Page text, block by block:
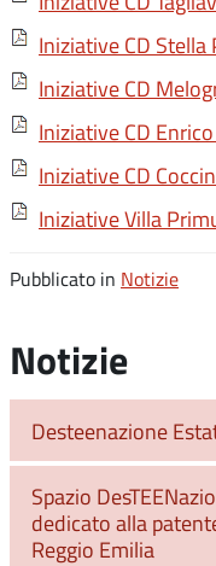
Iniziative CD Stella
Iniziative CD
Iniziative CD
Iniziative CD
Iniziative Villa
Pubblicato in Notizie
Notizie
Desteenazione
Spazio
dedicato alla
Reggio Emilia